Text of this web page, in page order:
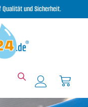
und Sicherheit.